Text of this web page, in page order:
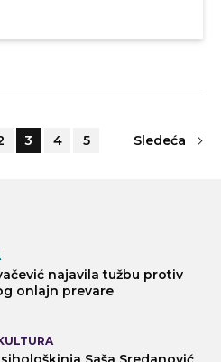
3 4 5 Sledeća
najavila tužbu protiv
onlajn prevare